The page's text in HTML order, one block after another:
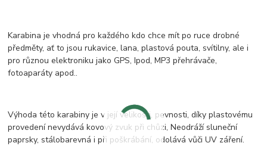
Karabina je vhodná pro každého kdo chce mít po ruce drobné
předměty, ať to jsou rukavice, lana, plastová pouta, svítilny, ale i
pro různou elektroniku jako GPS, Ipod, MP3 přehrávače,
fotoaparáty apod..
Výhoda této karabiny je v její velikosti, pevnosti, díky plastovému
provedení nevydává kovový zvuk při chůzi, Neodráží sluneční
paprsky, stálobarevná i při poškrábání, odolává vůči UV záření.